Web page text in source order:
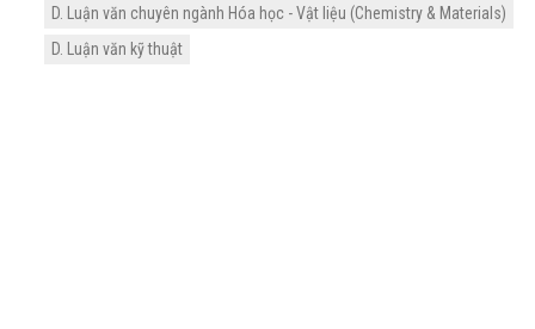
D. Luận văn chuyên ngành Hóa học - Vật liệu (Chemistry & Materials)
D. Luận văn kỹ thuật